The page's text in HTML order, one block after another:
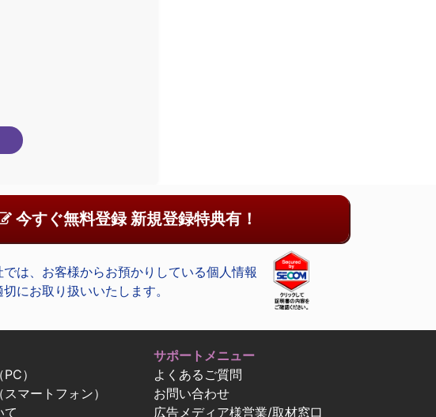
今すぐ無料登録 新規登録特典有！
では、お客様からお預かりしている個人情報
切にお取り扱いいたします。
）
マートフォン）
て
サポートメニュー
よくあるご質問
お問い合わせ
広告メディア様営業/取材窓口